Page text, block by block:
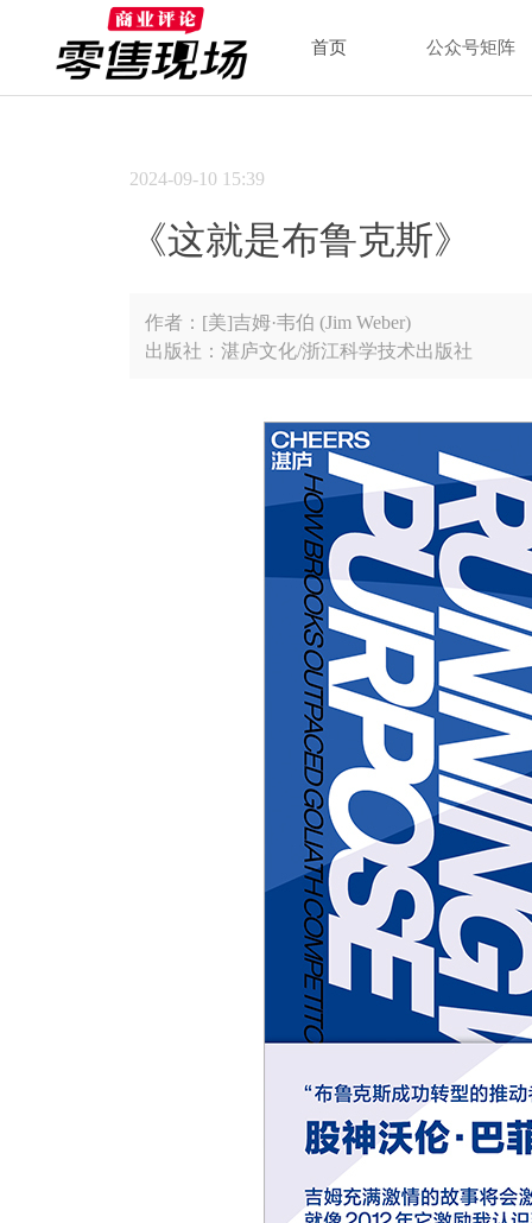
公众号矩阵
首页
《这就是布鲁克斯》
作者：[美]吉姆·韦伯 (Jim Weber)
出版社：湛庐文化/浙江科学技术出版社
2024-09-10 15:39